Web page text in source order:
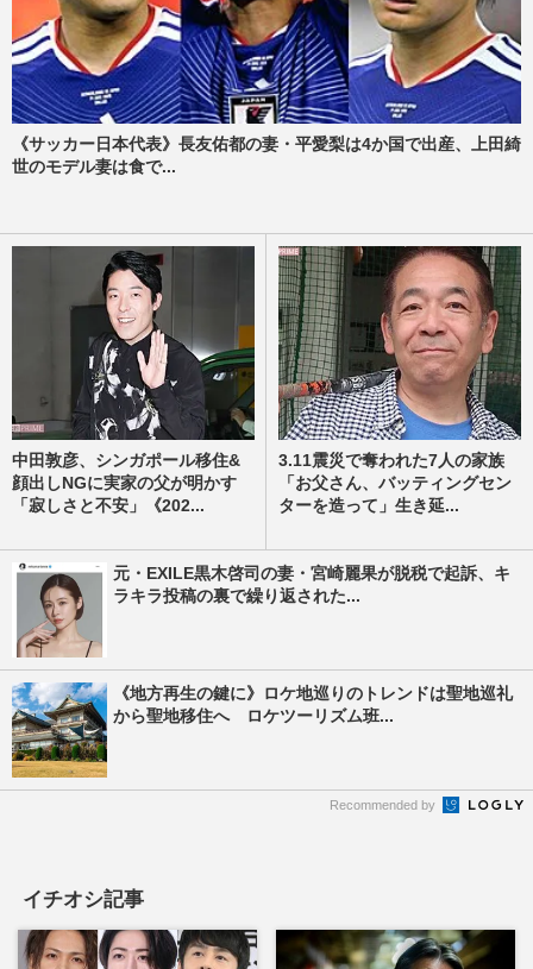
《サッカー日本代表》長友佑都の妻・平愛梨は4か国で出産、上田綺
世のモデル妻は食で...
中田敦彦、シンガポール移住&
顔出しNGに実家の父が明かす
「寂しさと不安」《202...
3.11震災で奪われた7人の家族
「お父さん、バッティングセン
ターを造って」生き延...
元・EXILE黒木啓司の妻・宮崎麗果が脱税で起訴、キ
ラキラ投稿の裏で繰り返された...
《地方再生の鍵に》ロケ地巡りのトレンドは聖地巡礼
から聖地移住へ ロケツーリズム班...
Recommended by
イチオシ記事